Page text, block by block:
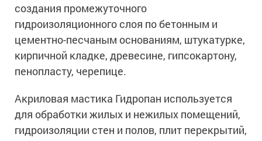
создания промежуточного
гидроизоляционного слоя по бетонным и
цементно-песчаным основаниям, штукатурке,
кирпичной кладке, древесине, гипсокартону,
пенопласту, черепице.
Акриловая мастика Гидропан используется
для обработки жилых и нежилых помещений,
гидроизоляции стен и полов, плит перекрытий,